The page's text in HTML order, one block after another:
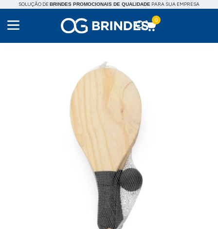
SOLUÇÃO DEBRINDES PROMOCIONAIS DE QUALIDADE PARA SUA EMPRESA
0